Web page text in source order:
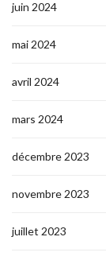
juin 2024
mai 2024
avril 2024
mars 2024
décembre 2023
novembre 2023
juillet 2023